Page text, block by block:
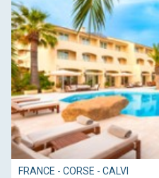
FRANCE - CORSE - CALVI